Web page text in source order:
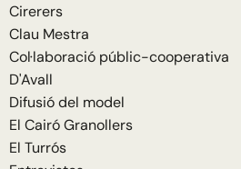
Cirerers
Clau Mestra
Col·laboració públic-cooperativa
D'Avall
Difusió del model
El Cairó Granollers
El Turrós